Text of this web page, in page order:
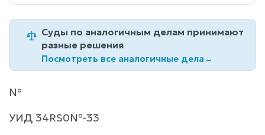
Суды по аналогичным делам принимают
разные решения
Посмотреть все аналогичные дела→
№
УИД 34RS0№-33